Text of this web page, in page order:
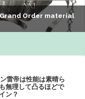
りません」→ファ
雷帝は性能は素晴ら
無理して凸るほどで
ン？